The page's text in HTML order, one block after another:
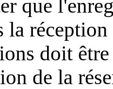
que
la
doit
de la